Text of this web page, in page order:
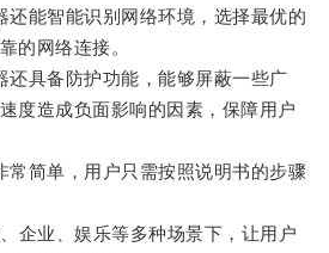
能智能识别网络环境，选择最优的
的网络连接。
具备防护功能，能够屏蔽一些广
度造成负面影响的因素，保障用户
简单，用户只需按照说明书的步骤
业、娱乐等多种场景下，让用户